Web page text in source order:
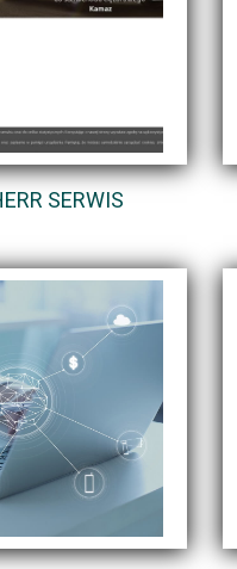
SERWIS